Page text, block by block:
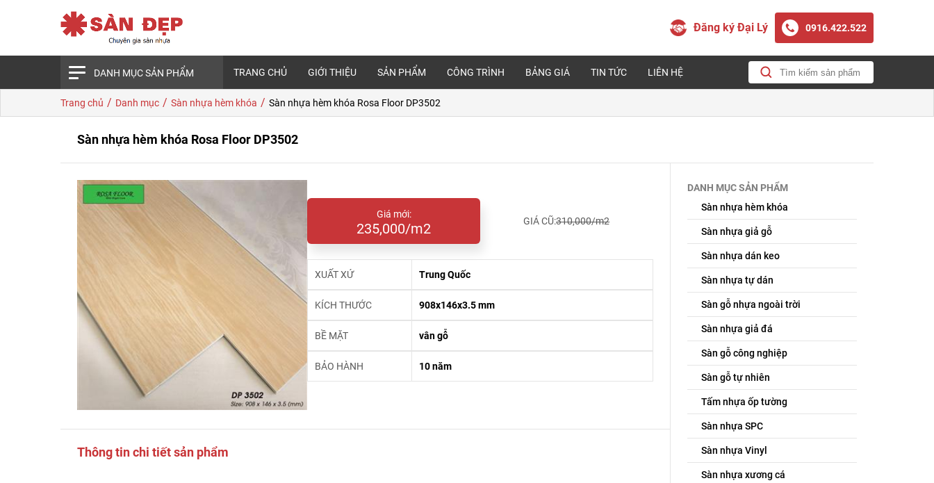
Đăng ký Đại Lý 0916.422.522
DANH MỤC SẢN PHẨM TRANG CHỦ GIỚI THIỆU SẢN PHẨM CÔNG TRÌNH BẢNG GIÁ TIN TỨC LIÊN HỆ
Trang chủ / Danh mục / Sàn nhựa hèm khóa / Sàn nhựa hèm khóa Rosa Floor DP3502
Sàn nhựa hèm khóa Rosa Floor DP3502
Giá mới:
235,000/m2 GIÁ CŨ:310,000/m2
XUẤT XỨ Trung Quốc
KÍCH THƯỚC 908x146x3.5 mm
BỀ MẶT vân gỗ
BẢO HÀNH 10 năm
Thông tin chi tiết sản phẩm
DANH MỤC SẢN PHẨM
Sàn nhựa hèm khóa
Sàn nhựa giả gỗ
Sàn nhựa dán keo
Sàn nhựa tự dán
Sàn gỗ nhựa ngoài trời
Sàn nhựa giả đá
Sàn gỗ công nghiệp
Sàn gỗ tự nhiên
Tấm nhựa ốp tường
Sàn nhựa SPC
Sàn nhựa Vinyl
Sàn nhựa xương cá